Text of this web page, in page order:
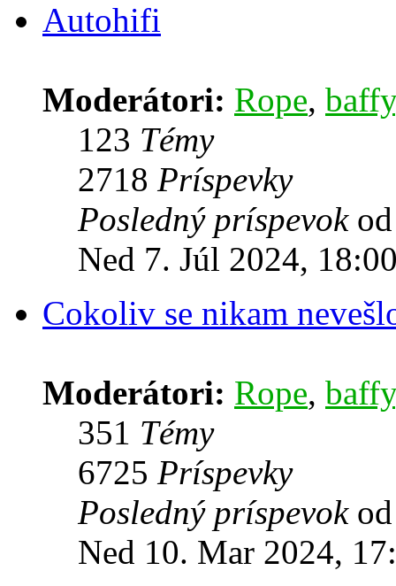
Autohifi
Moderátori: Rope, baffy
123 Témy
2718 Príspevky
Posledný príspevok
Ned 7. Júl 2024,
Cokoliv se nikam
Moderátori: Rope, baffy
351 Témy
6725 Príspevky
Posledný príspevok
Ned 10. Mar 2024,